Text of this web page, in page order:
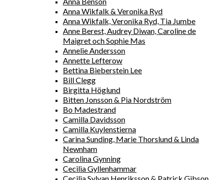
Anna Wikfalk & Veronika Ryd
Anna Wikfalk, Veronika Ryd, Tia Jumbe
Anne Berest, Audrey Diwan, Caroline de
Maigret och Sophie Mas
Annelie Andersson
Annette Lefterow
Bettina Bieberstein Lee
Bill Clegg
Birgitta Höglund
Bitten Jonsson & Pia Nordström
Bo Madestrand
Camilla Davidsson
Camilla Kuylenstierna
Carina Sunding, Marie Thorslund & Linda
Newnham
Carolina Gynning
Cecilia Gyllenhammar